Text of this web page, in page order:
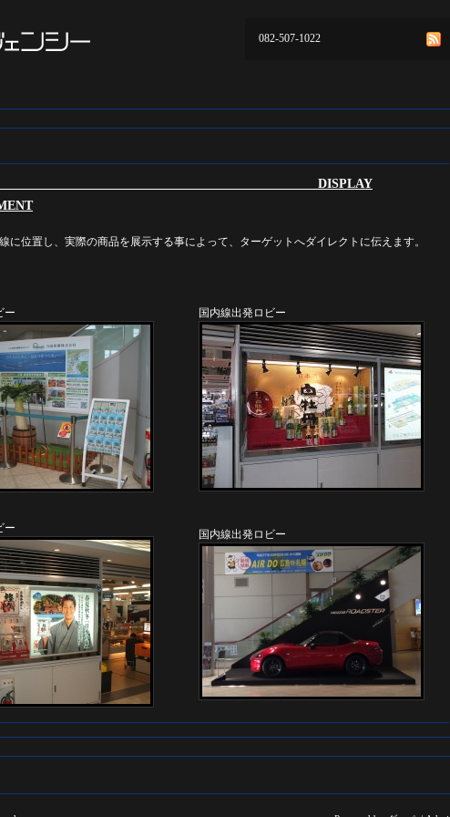
082-507-1022
展示 DISPLAY
に位置し、実際の商品を展示する事によって、ターゲットへダイレクトに伝えます。
ー 国内線出発ロビー
ー 国内線出発ロビー